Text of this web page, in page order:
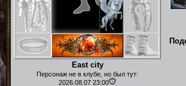
East city
Персонаж не в клубе, но был тут:
2026.08.07 23:00